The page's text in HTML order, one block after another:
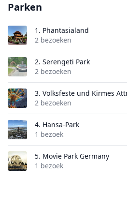
Parken
1. Phantasialand
2 bezoeken
2. Serengeti Park
2 bezoeken
3. Volksfeste und Kirmes
2 bezoeken
4. Hansa-Park
1 bezoek
5. Movie Park Germany
1 bezoek